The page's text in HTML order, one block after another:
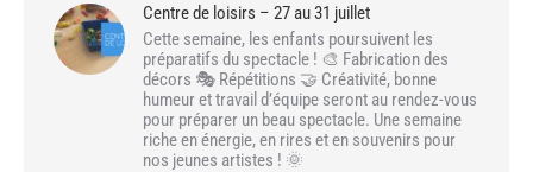
Centre de loisirs – 27 au 31 juillet
Cette semaine, les enfants poursuivent les
préparatifs du spectacle ! 🎨 Fabrication des
décors 🎭 Répétitions 🤝 Créativité, bonne
humeur et travail d’équipe seront au rendez-vous
pour préparer un beau spectacle. Une semaine
riche en énergie, en rires et en souvenirs pour
nos jeunes artistes ! 🌞